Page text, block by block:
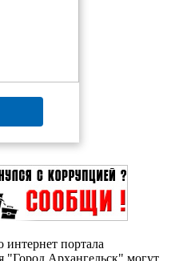
портала
"Город Архангельск" могут